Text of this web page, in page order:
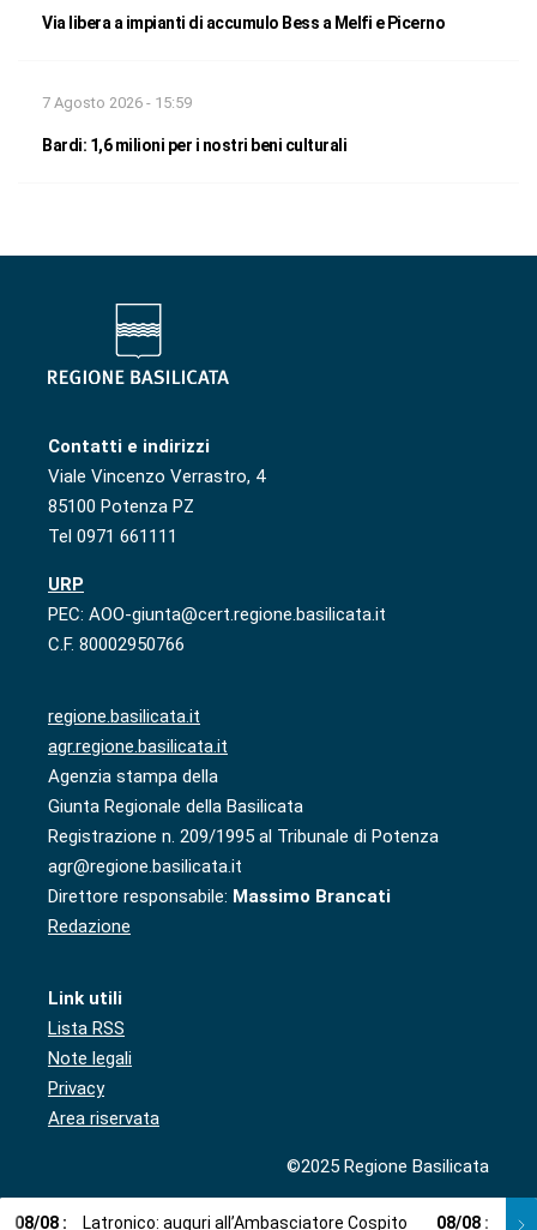
Via libera a impianti di accumulo Bess a Melfi e Picerno
7 Agosto 2026 - 15:59
Bardi: 1,6 milioni per i nostri beni culturali
Contatti e indirizzi
Viale Vincenzo Verrastro, 4
85100 Potenza PZ
Tel 0971 661111
URP
PEC: AOO-giunta@cert.regione.basilicata.it
C.F. 80002950766
regione.basilicata.it
agr.regione.basilicata.it
Agenzia stampa della
Giunta Regionale della Basilicata
Registrazione n. 209/1995 al Tribunale di Potenza
agr@regione.basilicata.it
Direttore responsabile: Massimo Brancati
Redazione
Link utili
Lista RSS
Note legali
Privacy
Area riservata
©2025 Regione Basilicata
08/08 : Latronico: auguri all’Ambasciatore Cospito 08/08 :